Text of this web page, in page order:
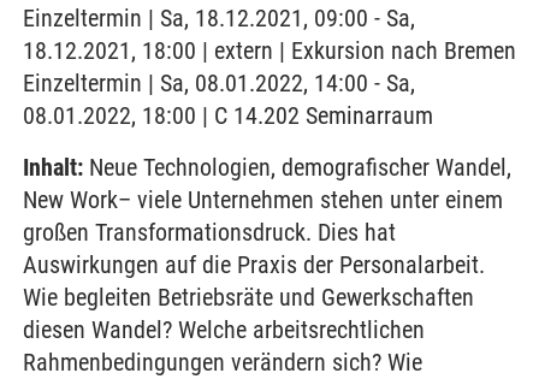
Einzeltermin | Sa, 18.12.2021, 09:00 - Sa,
18.12.2021, 18:00 | extern | Exkursion nach Bremen
Einzeltermin | Sa, 08.01.2022, 14:00 - Sa,
08.01.2022, 18:00 | C 14.202 Seminarraum
Inhalt: Neue Technologien, demografischer Wandel,
New Work– viele Unternehmen stehen unter einem
großen Transformationsdruck. Dies hat
Auswirkungen auf die Praxis der Personalarbeit.
Wie begleiten Betriebsräte und Gewerkschaften
diesen Wandel? Welche arbeitsrechtlichen
Rahmenbedingungen verändern sich? Wie